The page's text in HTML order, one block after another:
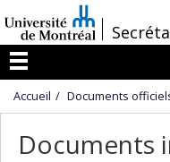
au
contenu
/
Menu
Accueil Documents
Documents